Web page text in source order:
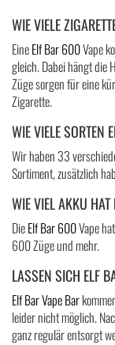
WIE VIELE
EineElf Bar 600Vape
gleich. Dabei hängt die
Züge sorgen für eine
Zigarette.
WIE VIELE SORTEN
Wir haben 33
Sortiment, zusätzlich
WIE VIEL AKKU HAT
DieElf Bar 600Vape
600 Züge und mehr.
LASSEN SICH ELF
Elf Bar Vape Bar
leider nicht möglich.
ganz regulär entsorgt